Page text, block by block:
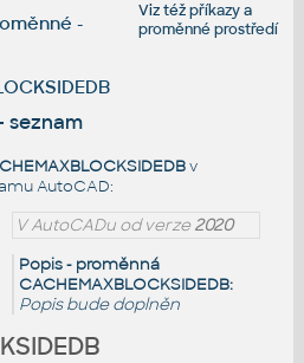
Viz téžpříkazya
proměnné prostředí
-
seznam
v
AutoCAD:
V AutoCADu od verze2020
Popis - proměnná
CACHEMAXBLOCKSIDEDB:
Popis bude doplněn